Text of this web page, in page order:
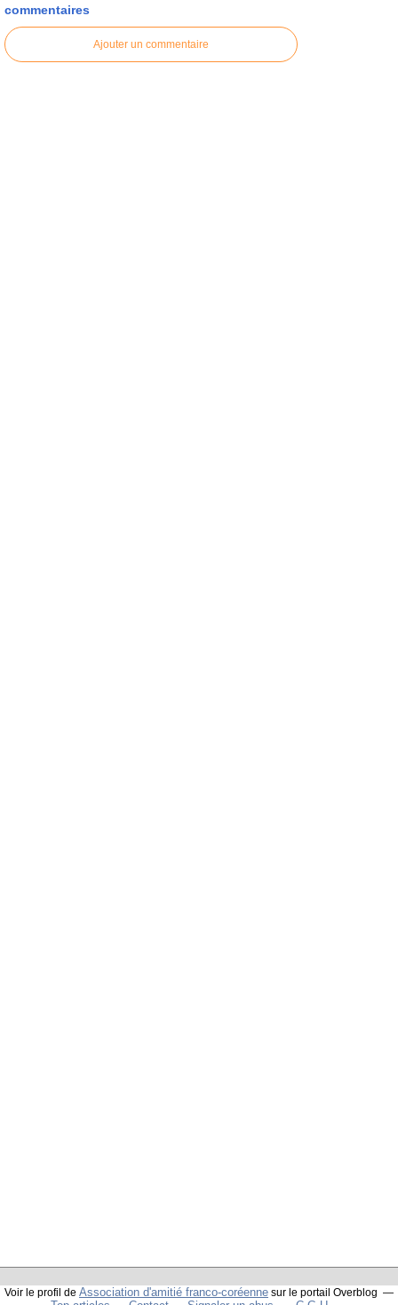
commentaires
Ajouter un commentaire
Voir le profil de Association d'amitié franco-coréenne sur le portail Overblog